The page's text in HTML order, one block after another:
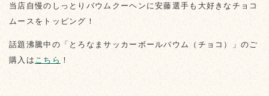
当店自慢のしっとりバウムクーヘンに安藤選手も大好きなチョコ
ムースをトッピング！
話題沸騰中の「とろなまサッカーボールバウム（チョコ）」のご
購入は こちら ！